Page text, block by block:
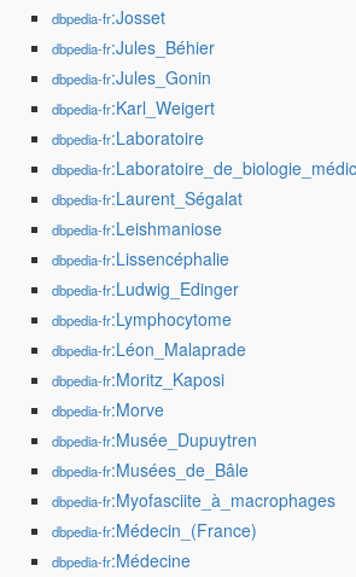
dbpedia-fr:Josset
dbpedia-fr:Jules_Béhier
dbpedia-fr:Jules_Gonin
dbpedia-fr:Karl_Weigert
dbpedia-fr:Laboratoire
dbpedia-fr
dbpedia-fr:Laurent_Ségalat
dbpedia-fr:Leishmaniose
dbpedia-fr:Lissencéphalie
dbpedia-fr:Ludwig_Edinger
dbpedia-fr:Lymphocytome
dbpedia-fr:Léon_Malaprade
dbpedia-fr:Moritz_Kaposi
dbpedia-fr:Morve
dbpedia-fr:Musée_Dupuytren
dbpedia-fr:Musées_de_Bâle
dbpedia-fr:Myofasciite_à_macrophages
dbpedia-fr:Médecin_(France)
dbpedia-fr:Médecine